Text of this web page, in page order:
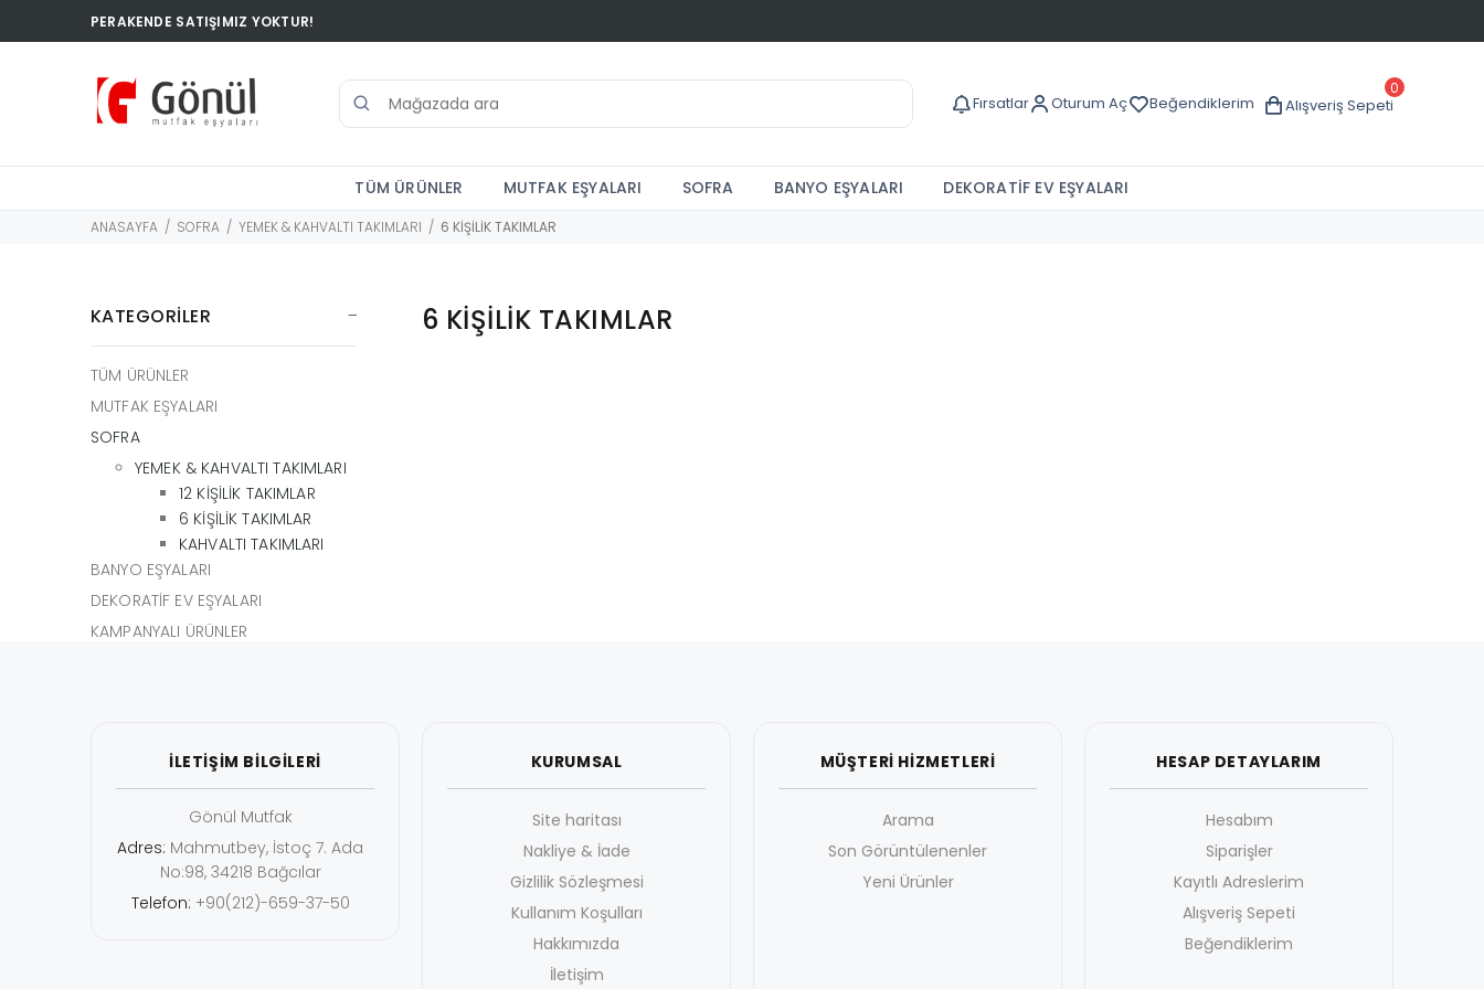
PERAKENDE SATIŞIMIZ YOKTUR!
Fırsatlar Oturum Aç Beğendiklerim Alışveriş Sepeti
0
TÜM ÜRÜNLER MUTFAK EŞYALARI SOFRA BANYO EŞYALARI DEKORATİF EV EŞYALARI
ANASAYFA SOFRA YEMEK & KAHVALTI TAKIMLARI 6 KİŞİLİK TAKIMLAR
KATEGORİLER
TÜM ÜRÜNLER
MUTFAK EŞYALARI
SOFRA
YEMEK & KAHVALTI TAKIMLARI
12 KİŞİLİK TAKIMLAR
6 KİŞİLİK TAKIMLAR
KAHVALTI TAKIMLARI
BANYO EŞYALARI
DEKORATİF EV EŞYALARI
KAMPANYALI ÜRÜNLER
6 KİŞİLİK TAKIMLAR
İLETİŞİM BİLGİLERİ
Gönül Mutfak
Adres: Mahmutbey, İstoç 7. Ada
No:98, 34218 Bağcılar
Telefon: +90(212)-659-37-50
KURUMSAL
Site haritası
Nakliye & İade
Gizlilik Sözleşmesi
Kullanım Koşulları
Hakkımızda
İletişim
MÜŞTERİ HİZMETLERİ
Arama
Son Görüntülenenler
Yeni Ürünler
HESAP DETAYLARIM
Hesabım
Siparişler
Kayıtlı Adreslerim
Alışveriş Sepeti
Beğendiklerim